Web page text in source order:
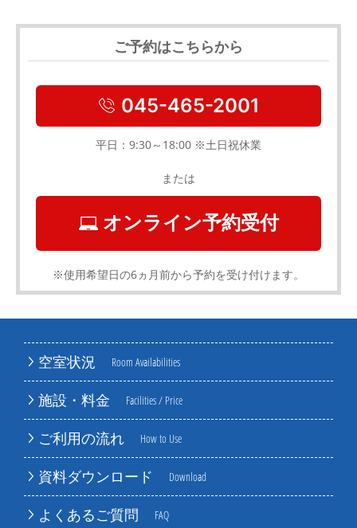
空室状況 Room Availabilities
施設・料金 Facilities / Price
ご利用の流れ How to Use
資料ダウンロード Download
よくあるご質問 FAQ
ご予約はこちらから
045-465-2001
平日：9:30～18:00 ※土日祝休業
または
オンライン予約受付
※使用希望日の6ヵ月前から予約を受け付けます。